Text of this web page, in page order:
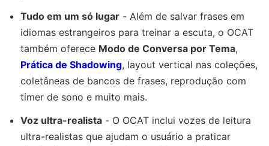
Tudo em um só lugar - Além de salvar frases em
idiomas estrangeiros para treinar a escuta, o OCAT
também oferece Modo de Conversa por Tema,
Prática de Shadowing, layout vertical nas coleções,
coletâneas de bancos de frases, reprodução com
timer de sono e muito mais.
Voz ultra-realista - O OCAT inclui vozes de leitura
ultra-realistas que ajudam o usuário a praticar